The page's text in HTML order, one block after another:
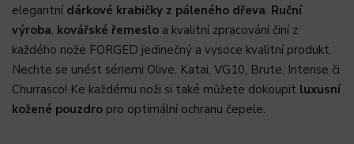
elegantní dárkové krabičky z páleného dřeva. Ruční
výroba, kovářské řemeslo a kvalitní zpracování činí z
každého nože FORGED jedinečný a vysoce kvalitní produkt.
Nechte se unést sériemi Olive, Katai, VG10, Brute, Intense či
Churrasco! Ke každému noži si také můžete dokoupit luxusní
kožené pouzdro pro optimální ochranu čepele.